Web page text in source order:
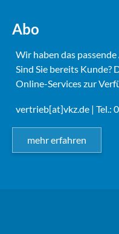
Abo
Wir haben das passende
Sind Sie bereits Kunde?
Online-Services zur
vertrieb[at]vkz.de | Tel.:
mehr erfahren